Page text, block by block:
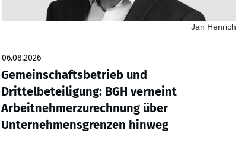
Jan Henrich
06.08.2026
Gemeinschaftsbetrieb und
Drittelbeteiligung: BGH verneint
Arbeitnehmerzurechnung über
Unternehmensgrenzen hinweg